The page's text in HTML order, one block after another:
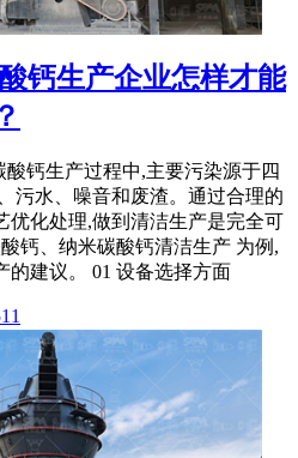
钙生产企业怎样才能
酸钙生产过程中,主要污染源于四
污水、噪音和废渣。通过合理的
优化处理,做到清洁生产是完全可
钙、纳米碳酸钙清洁生产 为例,
的建议。 01 设备选择方面